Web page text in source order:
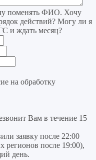
поменять ФИО. Хочу
действий? Могу ли я
и ждать месяц?
на обработку
Вам в течение 15
заявку после 22:00
регионов после 19:00),
день.